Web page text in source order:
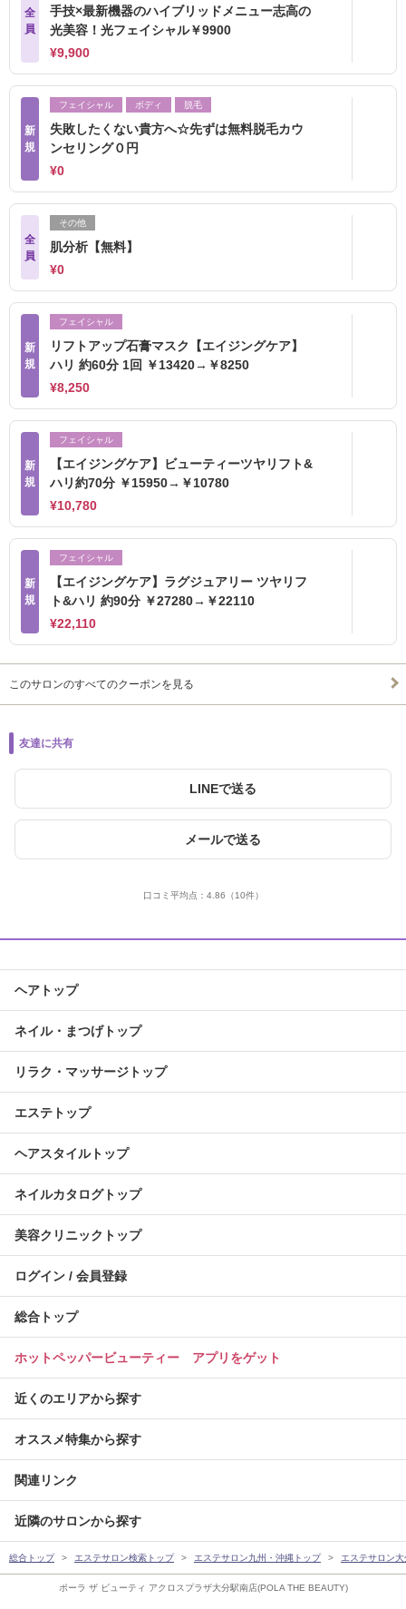
ポーラ ザ ビューティ アクロスプラザ大分駅南店(POLA THE BEAUTY)
全
員
手技×最新機器のハイブリッドメニュー志高の
光美容！光フェイシャル￥9900
¥9,900
新
規
フェイシャル ボディ 脱毛
失敗したくない貴方へ☆先ずは無料脱毛カウ
ンセリング０円
¥0
全
員
その他
肌分析【無料】
¥0
新
規
フェイシャル
リフトアップ石膏マスク【エイジングケア】
ハリ 約60分 1回 ￥13420→￥8250
¥8,250
新
規
フェイシャル
【エイジングケア】ビューティーツヤリフト&
ハリ約70分 ￥15950→￥10780
¥10,780
新
規
フェイシャル
【エイジングケア】ラグジュアリー ツヤリフ
ト&ハリ 約90分 ￥27280→￥22110
¥22,110
このサロンのすべてのクーポンを見る
友達に共有
LINEで送る
メールで送る
口コミ平均点： 4.86 （10件）
ヘアトップ
ネイル・まつげトップ
リラク・マッサージトップ
エステトップ
ヘアスタイルトップ
ネイルカタログトップ
美容クリニックトップ
ログイン / 会員登録
総合トップ
ホットペッパービューティー アプリをゲット
近くのエリアから探す
オススメ特集から探す
関連リンク
近隣のサロンから探す
総合トップ エステサロン検索トップ エステサロン九州・沖縄トップ エステサロン